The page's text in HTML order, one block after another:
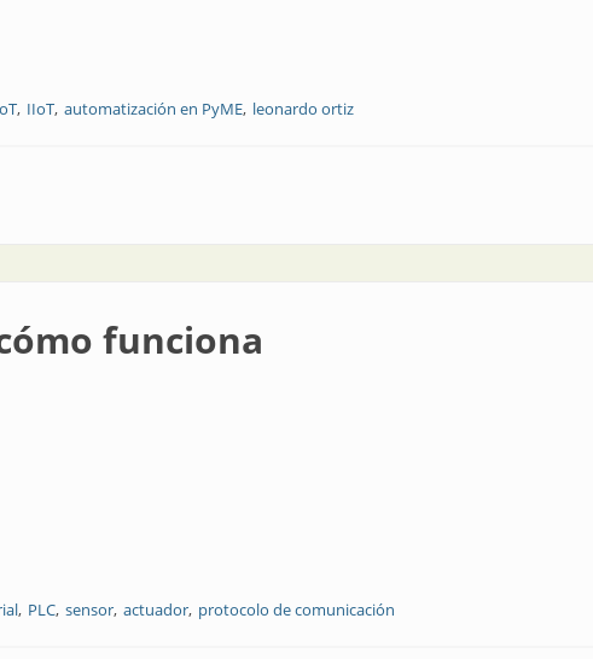
IIoT automatización en PyME leonardo ortiz
áreas clave para avanzar con impacto real
funciona
PLC sensor actuador protocolo de comunicación